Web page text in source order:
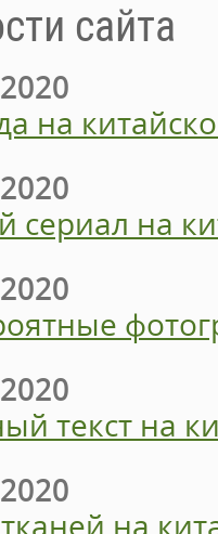
сайта
на
сериал на
текст на
на